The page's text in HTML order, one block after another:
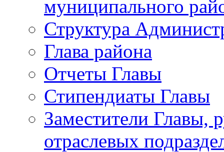
муниципального
Структура
Глава района
Отчеты Главы
Стипендиаты Главы
Заместители Главы,
отраслевых